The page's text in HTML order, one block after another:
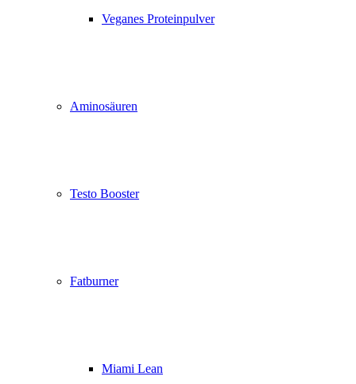
Veganes Proteinpulver
Aminosäuren
Testo Booster
Fatburner
Miami Lean